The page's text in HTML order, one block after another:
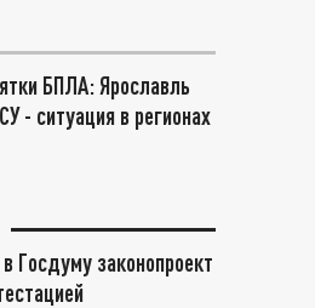
БПЛА: Ярославль
- ситуация в регионах
Госдуму законопроект